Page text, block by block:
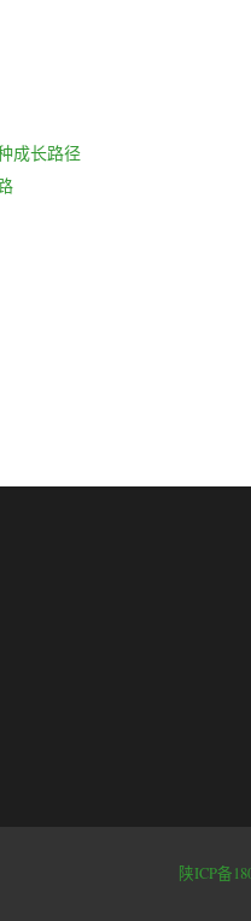
成长路径
陕ICP备